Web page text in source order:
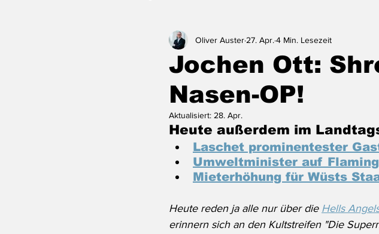
Jochen Ott:
Nasen-OP!
Oliver Auster 27. Apr. 4 Min. Lesezeit
Aktualisiert: 28. Apr.
Heute außerdem im
Laschet prominentester
Umweltminister auf
Mieterhöhung für Wüsts
Heute reden ja alle nur über die Hells
erinnern sich an den Kultstreifen "Die